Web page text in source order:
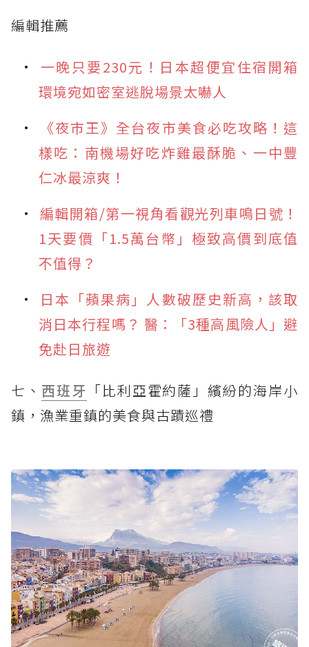
編輯推薦
一晚只要230元！日本超便宜住宿開箱
環境宛如密室逃脫場景太嚇人
《夜市王》全台夜市美食必吃攻略！這
樣吃：南機場好吃炸雞最酥脆、一中豐
仁冰最涼爽！
編輯開箱/第一視角看觀光列車鳴日號！
1天要價「1.5萬台幣」極致高價到底值
不值得？
日本「蘋果病」人數破歷史新高，該取
消日本行程嗎？ 醫：「3種高風險人」避
免赴日旅遊
七、 西班牙 「比利亞霍約薩」繽紛的海岸小
鎮，漁業重鎮的美食與古蹟巡禮